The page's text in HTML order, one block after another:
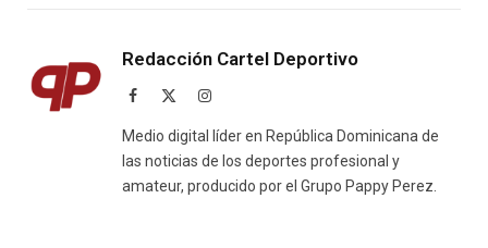
Redacción Cartel Deportivo
Facebook Instagram
Medio digital líder en República Dominicana de
las noticias de los deportes profesional y
amateur, producido por el Grupo Pappy Perez.